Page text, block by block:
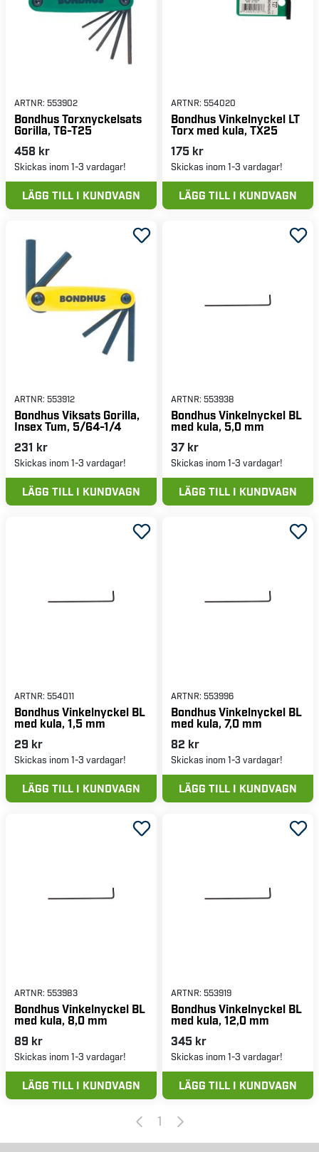
ARTNR: 553902
Bondhus Torxnyckelsats
Gorilla, T6-T25
458 kr
Skickas inom 1-3 vardagar!
LÄGG TILL I KUNDVAGN
ARTNR: 554020
Bondhus Vinkelnyckel LT
Torx med kula, TX25
175 kr
Skickas inom 1-3 vardagar!
LÄGG TILL I KUNDVAGN
ARTNR: 553912
Bondhus Viksats Gorilla,
Insex Tum, 5/64-1/4
231 kr
Skickas inom 1-3 vardagar!
LÄGG TILL I KUNDVAGN
ARTNR: 553938
Bondhus Vinkelnyckel BL
med kula, 5,0 mm
37 kr
Skickas inom 1-3 vardagar!
LÄGG TILL I KUNDVAGN
ARTNR: 554011
Bondhus Vinkelnyckel BL
med kula, 1,5 mm
29 kr
Skickas inom 1-3 vardagar!
LÄGG TILL I KUNDVAGN
ARTNR: 553996
Bondhus Vinkelnyckel BL
med kula, 7,0 mm
82 kr
Skickas inom 1-3 vardagar!
LÄGG TILL I KUNDVAGN
ARTNR: 553983
Bondhus Vinkelnyckel BL
med kula, 8,0 mm
89 kr
Skickas inom 1-3 vardagar!
LÄGG TILL I KUNDVAGN
ARTNR: 553919
Bondhus Vinkelnyckel BL
med kula, 12,0 mm
345 kr
Skickas inom 1-3 vardagar!
LÄGG TILL I KUNDVAGN
1